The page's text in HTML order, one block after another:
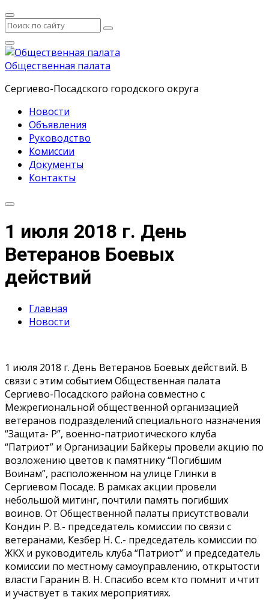
Общественная палата
Сергиево-Посадского городского округа
Новости
Объявления
Руководство
Комиссии
Документы
Контакты
1 июля 2018 г. День
Ветеранов Боевых
действий
Главная
Новости
1 июля 2018 г. День Ветеранов Боевых действий. В
связи с этим событием Общественная палата
Сергиево-Посадского района совместно с
Межрегиональной общественной организацией
ветеранов подразделений специального назначения
“Защита- Р”, военно-патриотического клуба
“Патриот” и Организации Байкеры провели акцию по
возложению цветов к памятнику “Погибшим
Воинам”, расположенном на улице Глинки в
Сергиевом Посаде. В рамках акции провели
небольшой митинг, почтили память погибших
воинов. От Общественной палаты присутствовали
Кондин Р. В.- председатель комиссии по связи с
ветеранами, Кезбер Н. С.- председатель комиссии по
ЖКХ и руководитель клуба “Патриот” и председатель
комиссии по местному самоуправлению, открытости
власти Гаранин В. Н. Спасибо всем кто помнит и чтит
и участвует в таких мероприятиях.